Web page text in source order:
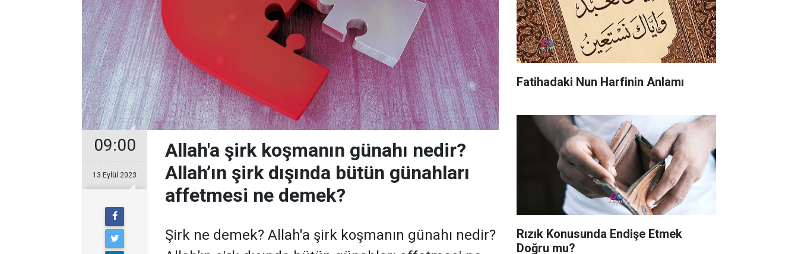
09:00
13 Eylül 2023
Allah'a şirk koşmanın günahı nedir?
Allah’ın şirk dışında bütün günahları
affetmesi ne demek?
Şirk ne demek? Allah'a şirk koşmanın günahı nedir?
Fatihadaki Nun Harfinin Anlamı
Rızık Konusunda Endişe Etmek
Doğru mu?